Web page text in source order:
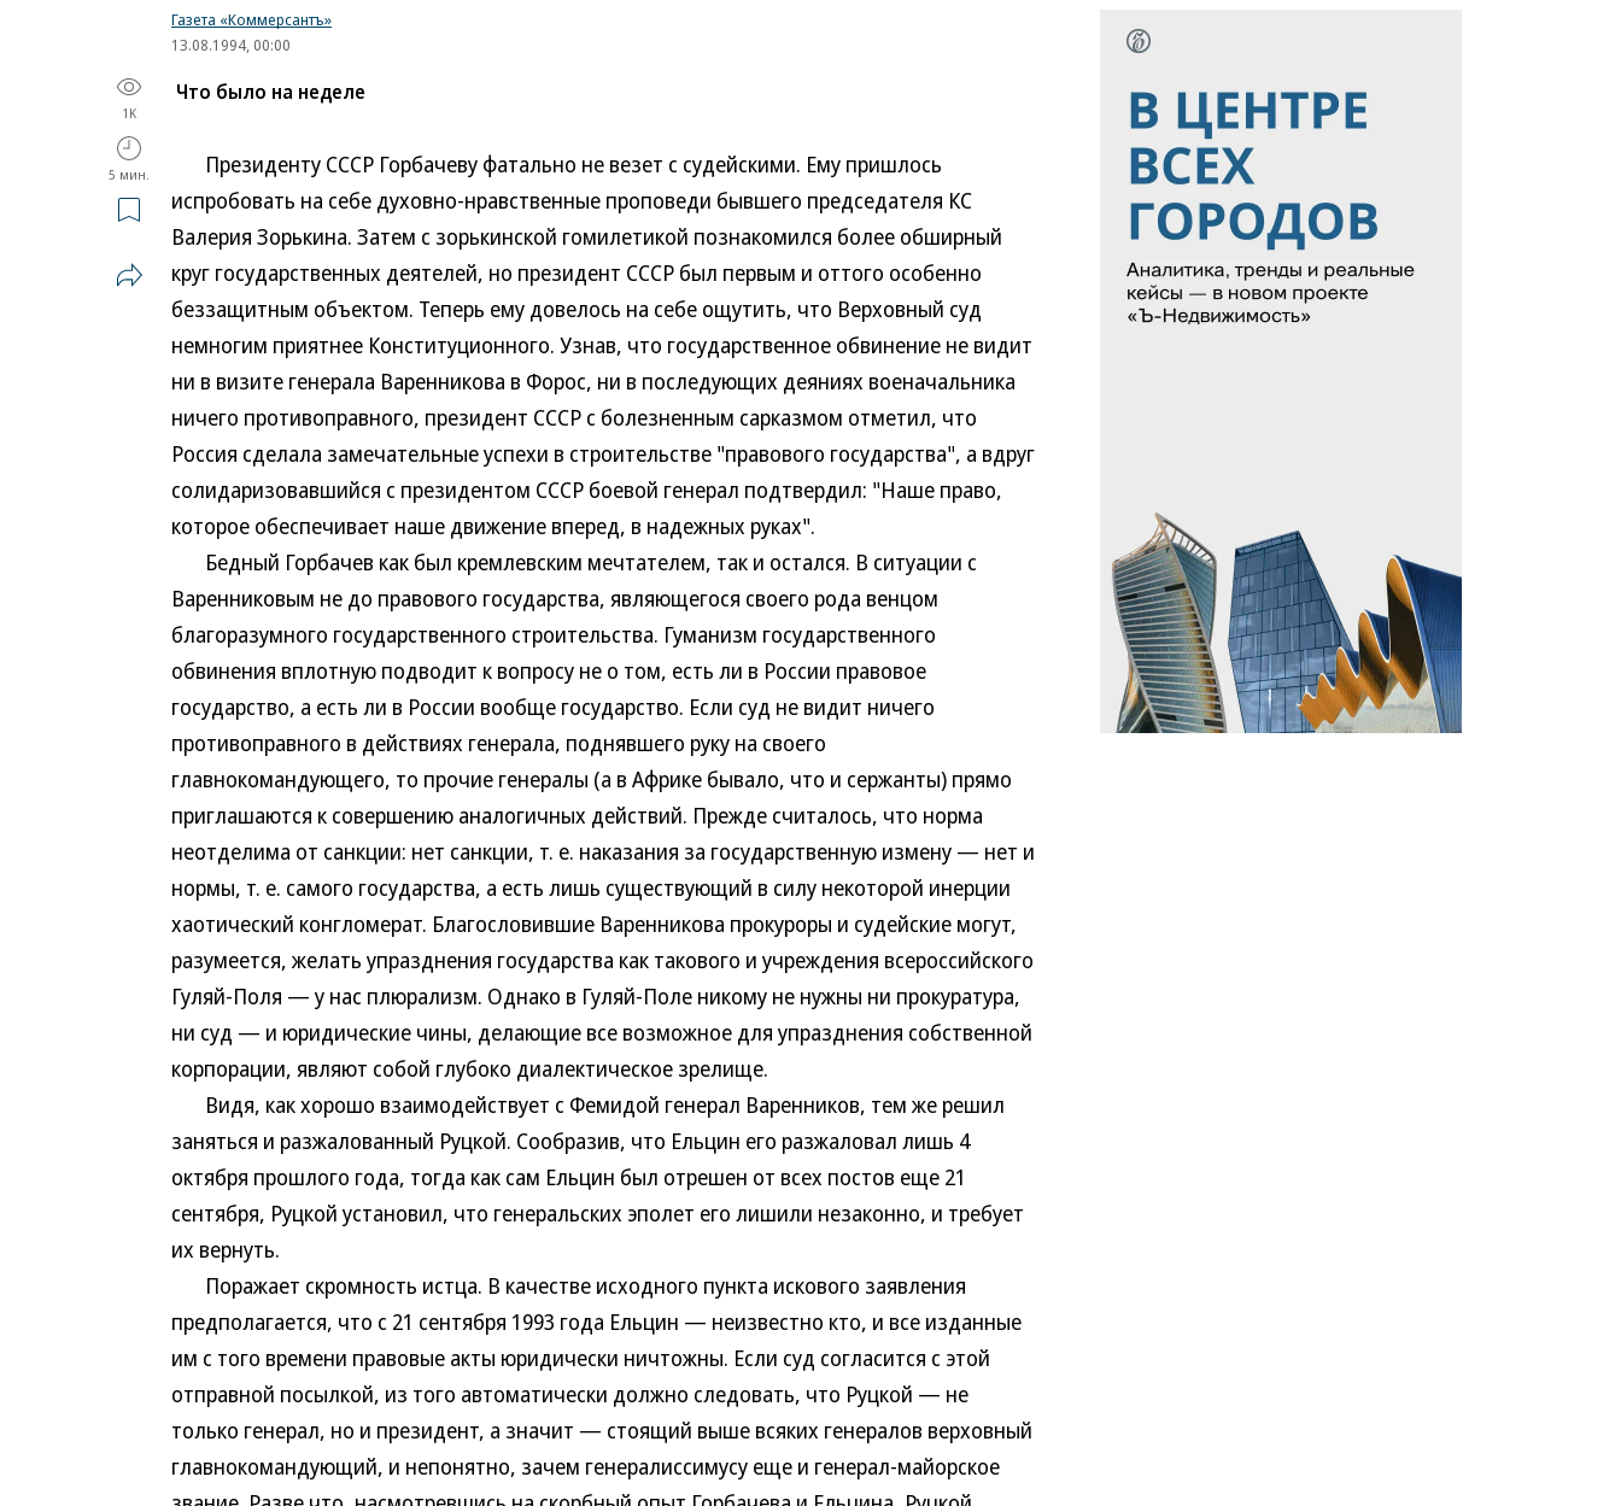
Газета «Коммерсантъ»
13.08.1994, 00:00
1K
5 мин.
Что было на неделе
Президенту СССР Горбачеву фатально не везет с судейскими. Ему пришлось
испробовать на себе духовно-нравственные проповеди бывшего председателя КС
Валерия Зорькина. Затем с зорькинской гомилетикой познакомился более обширный
круг государственных деятелей, но президент СССР был первым и оттого особенно
беззащитным объектом. Теперь ему довелось на себе ощутить, что Верховный суд
немногим приятнее Конституционного. Узнав, что государственное обвинение не видит
ни в визите генерала Варенникова в Форос, ни в последующих деяниях военачальника
ничего противоправного, президент СССР с болезненным сарказмом отметил, что
Россия сделала замечательные успехи в строительстве "правового государства", а вдруг
солидаризовавшийся с президентом СССР боевой генерал подтвердил: "Наше право,
которое обеспечивает наше движение вперед, в надежных руках".
Бедный Горбачев как был кремлевским мечтателем, так и остался. В ситуации с
Варенниковым не до правового государства, являющегося своего рода венцом
благоразумного государственного строительства. Гуманизм государственного
обвинения вплотную подводит к вопросу не о том, есть ли в России правовое
государство, а есть ли в России вообще государство. Если суд не видит ничего
противоправного в действиях генерала, поднявшего руку на своего
главнокомандующего, то прочие генералы (а в Африке бывало, что и сержанты) прямо
приглашаются к совершению аналогичных действий. Прежде считалось, что норма
неотделима от санкции: нет санкции, т. е. наказания за государственную измену — нет и
нормы, т. е. самого государства, а есть лишь существующий в силу некоторой инерции
хаотический конгломерат. Благословившие Варенникова прокуроры и судейские могут,
разумеется, желать упразднения государства как такового и учреждения всероссийского
Гуляй-Поля — у нас плюрализм. Однако в Гуляй-Поле никому не нужны ни прокуратура,
ни суд — и юридические чины, делающие все возможное для упразднения собственной
корпорации, являют собой глубоко диалектическое зрелище.
Видя, как хорошо взаимодействует с Фемидой генерал Варенников, тем же решил
заняться и разжалованный Руцкой. Сообразив, что Ельцин его разжаловал лишь 4
октября прошлого года, тогда как сам Ельцин был отрешен от всех постов еще 21
сентября, Руцкой установил, что генеральских эполет его лишили незаконно, и требует
их вернуть.
Поражает скромность истца. В качестве исходного пункта искового заявления
предполагается, что с 21 сентября 1993 года Ельцин — неизвестно кто, и все изданные
им с того времени правовые акты юридически ничтожны. Если суд согласится с этой
отправной посылкой, из того автоматически должно следовать, что Руцкой — не
только генерал, но и президент, а значит — стоящий выше всяких генералов верховный
главнокомандующий, и непонятно, зачем генералиссимусу еще и генерал-майорское